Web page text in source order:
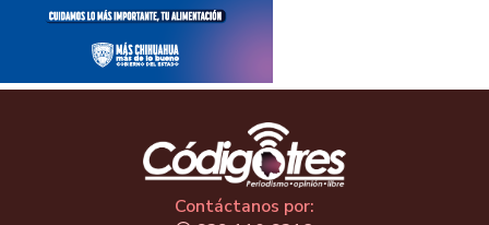
Contáctanos por: